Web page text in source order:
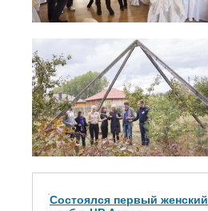
Состоялся первый женский